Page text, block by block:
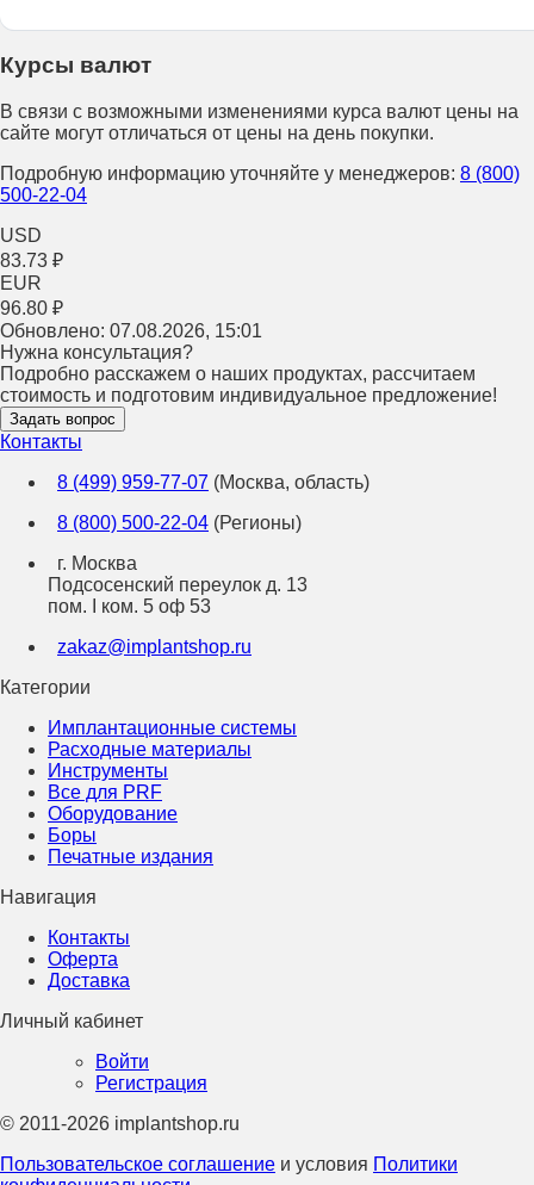
Курсы валют
В связи с возможными изменениями курса валют цены на
сайте могут отличаться от цены на день покупки.
Подробную информацию уточняйте у менеджеров: 8 (800)
500-22-04
USD
83.73 ₽
EUR
96.80 ₽
Обновлено: 07.08.2026, 15:01
Нужна консультация?
Подробно расскажем о наших продуктах, рассчитаем
стоимость и подготовим индивидуальное предложение!
Задать вопрос
Контакты
8 (499) 959-77-07 (Москва, область)
8 (800) 500-22-04 (Регионы)
г. Москва
Подсосенский переулок д. 13
пом. I ком. 5 оф 53
zakaz@implantshop.ru
Категории
Имплантационные системы
Расходные материалы
Инструменты
Все для PRF
Оборудование
Боры
Печатные издания
Навигация
Контакты
Оферта
Доставка
Личный кабинет
Войти
Регистрация
© 2011-2026 implantshop.ru
Пользовательское соглашение и условия Политики